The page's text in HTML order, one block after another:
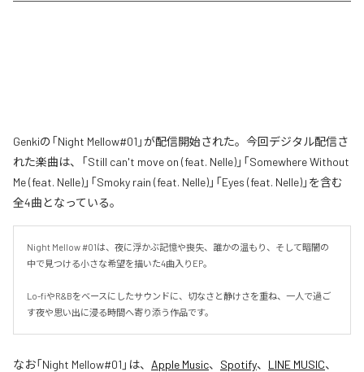
Genkiの「Night Mellow#01」が配信開始された。今回デジタル配信さ
れた楽曲は、「Still can't move on (feat. Nelle)」「Somewhere Without
Me (feat. Nelle)」「Smoky rain (feat. Nelle)」「Eyes (feat. Nelle)」を含む
全4曲となっている。
Night Mellow #01は、夜に浮かぶ記憶や喪失、誰かの温もり、そして暗闇の
中で見つける小さな希望を描いた4曲入りEP。
Lo-fiやR&Bをベースにしたサウンドに、切なさと静けさを重ね、一人で過ご
す夜や思い出に浸る時間へ寄り添う作品です。
なお「Night Mellow#01 」は、 Apple Music、 Spotify、 LINE MUSIC、